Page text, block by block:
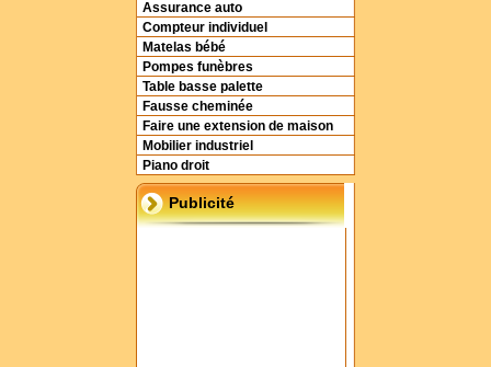
Assurance auto
Compteur individuel
Matelas bébé
Pompes funèbres
Table basse palette
Fausse cheminée
Faire une extension de maison
Mobilier industriel
Piano droit
Publicité